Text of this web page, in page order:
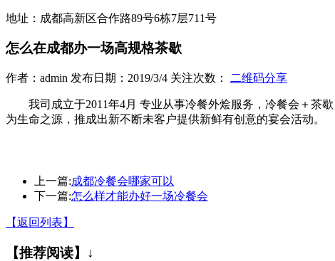
地址：成都高新区合作路89号6栋7层711号
怎么在成都办一场高规格茶歇
作者：admin 发布日期：2019/3/4 关注次数： 二维码分享
我司成立于2011年4月 专业从事冷餐外烩服务，冷餐会＋茶
为生命之源，推成出新不断未客户提供新鲜有创意的宴会活动。
上一篇:成都冷餐会哪家可以
下一篇:怎么样才能办好一场冷餐会
【返回列表】
【推荐阅读】↓